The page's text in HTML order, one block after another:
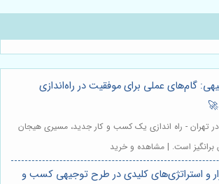
گام‌های عملی برای موفقیت در راه‌اندازی
تهران - راه اندازی یک کسب و کار جدید، مسیری هیجان
برانگیز است. | مشاهده و خرید
و استراتژی‌های کلیدی در طرح توجیهی کسب و